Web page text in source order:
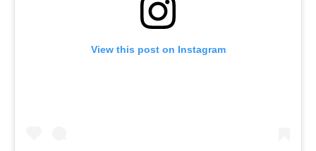
View this post on Instagram